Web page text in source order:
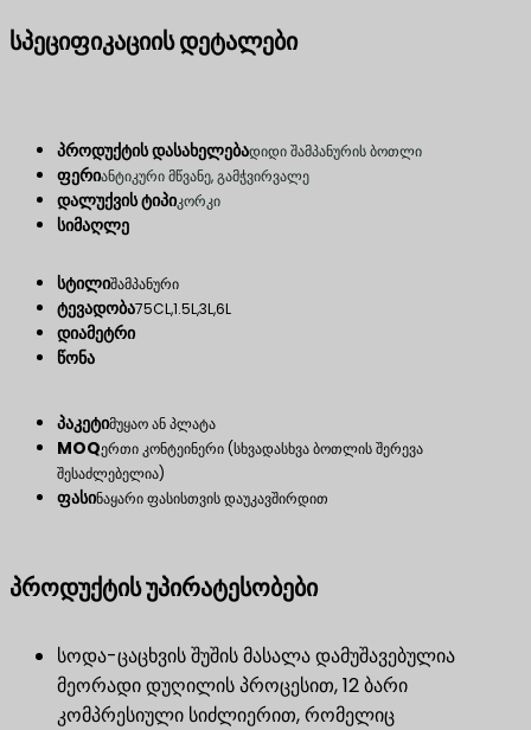
სპეციფიკაციის დეტალები
პროდუქტის დასახელებადიდი შამპანურის ბოთლი
ფერიანტიკური მწვანე, გამჭვირვალე
დალუქვის ტიპიკორკი
სიმაღლე
სტილიშამპანური
ტევადობა75CL,1.5L,3L,6L
დიამეტრი
წონა
პაკეტიმუყაო ან პლატა
MOQერთი კონტეინერი (სხვადასხვა ბოთლის შერევა
შესაძლებელია)
ფასინაყარი ფასისთვის დაუკავშირდით
პროდუქტის უპირატესობები
სოდა-ცაცხვის შუშის მასალა დამუშავებულია
მეორადი დუღილის პროცესით, 12 ბარი
კომპრესიული სიძლიერით, რომელიც